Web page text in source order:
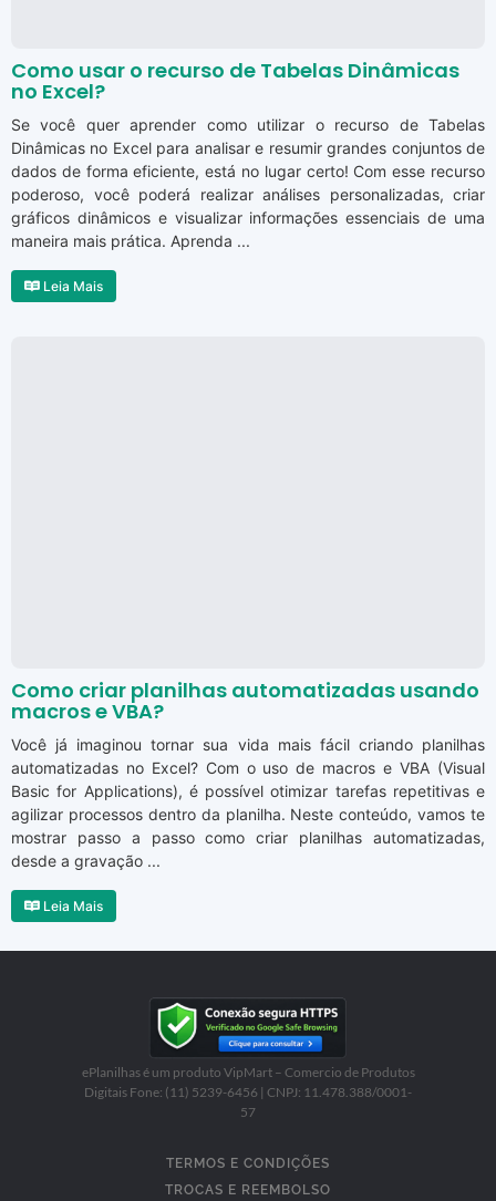
Como usar o recurso de Tabelas Dinâmicas
no Excel?
Se você quer aprender como utilizar o recurso de Tabelas
Dinâmicas no Excel para analisar e resumir grandes conjuntos de
dados de forma eficiente, está no lugar certo! Com esse recurso
poderoso, você poderá realizar análises personalizadas, criar
gráficos dinâmicos e visualizar informações essenciais de uma
maneira mais prática. Aprenda ...
Leia Mais
Como criar planilhas automatizadas usando
macros e VBA?
Você já imaginou tornar sua vida mais fácil criando planilhas
automatizadas no Excel? Com o uso de macros e VBA (Visual
Basic for Applications), é possível otimizar tarefas repetitivas e
agilizar processos dentro da planilha. Neste conteúdo, vamos te
mostrar passo a passo como criar planilhas automatizadas,
desde a gravação ...
Leia Mais
ePlanilhas é um produto VipMart – Comercio de Produtos
Digitais Fone: (11) 5239-6456 | CNPJ: 11.478.388/0001-
57
TERMOS E CONDIÇÕES
TROCAS E REEMBOLSO